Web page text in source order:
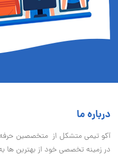
درباره ما
آكو تيمی متشکل از متخصصین
در زمینه تخصصی خود از بهترین ها